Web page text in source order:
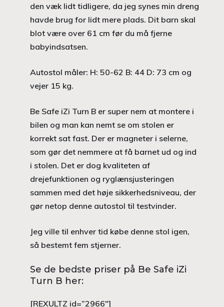
den væk lidt tidligere, da jeg synes min dreng
havde brug for lidt mere plads. Dit barn skal
blot være over 61 cm før du må fjerne
babyindsatsen.
Autostol måler: H: 50-62 B: 44 D: 73 cm og
vejer 15 kg.
Be Safe iZi Turn B er super nem at montere i
bilen og man kan nemt se om stolen er
korrekt sat fast. Der er magneter i selerne,
som gør det nemmere at få barnet ud og ind
i stolen. Det er dog kvaliteten af
drejefunktionen og ryglænsjusteringen
sammen med det høje sikkerhedsniveau, der
gør netop denne autostol til testvinder.
Jeg ville til enhver tid købe denne stol igen,
så bestemt fem stjerner.
Se de bedste priser på Be Safe iZi
Turn B her:
[REXULTZ id=”2966″]